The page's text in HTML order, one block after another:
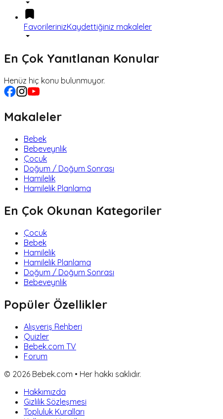
FavorilerinizKaydettiğiniz makaleler
En Çok Yanıtlanan Konular
Henüz hiç konu bulunmuyor.
Makaleler
Bebek
Bebeveynlik
Çocuk
Doğum / Doğum Sonrası
Hamilelik
Hamilelik Planlama
En Çok Okunan Kategoriler
Çocuk
Bebek
Hamilelik
Hamilelik Planlama
Doğum / Doğum Sonrası
Bebeveynlik
Popüler Özellikler
Alışveriş Rehberi
Quizler
Bebek.com TV
Forum
© 2026 Bebek.com • Her hakkı saklıdır.
Hakkımızda
Gizlilik Sözleşmesi
Topluluk Kuralları